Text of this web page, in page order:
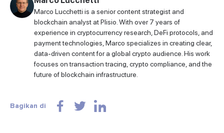
Marco Lucchetti is a senior content strategist and
blockchain analyst at Plisio. With over 7 years of
experience in cryptocurrency research, DeFi protocols, and
payment technologies, Marco specializes in creating clear,
data-driven content for a global crypto audience. His work
focuses on transaction tracing, crypto compliance, and the
future of blockchain infrastructure.
Bagikan di